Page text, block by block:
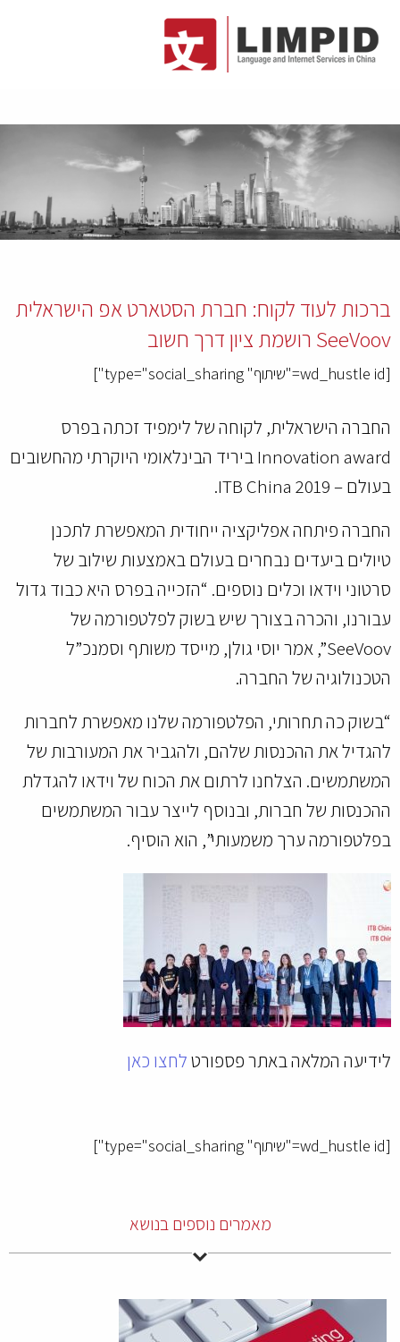
ברכות לעוד לקוח: חברת הסטארט אפ הישראלית
SeeVoov רושמת ציון דרך חשוב
[wd_hustle id="שיתוף" type="social_sharing"]
החברה הישראלית, לקוחה של לימפיד זכתה בפרס
Innovation award ביריד הבינלאומי היוקרתי מהחשובים
בעולם – ITB China 2019.
החברה פיתחה אפליקציה ייחודית המאפשרת לתכנן
טיולים ביעדים נבחרים בעולם באמצעות שילוב של
סרטוני וידאו וכלים נוספים. “הזכייה בפרס היא כבוד גדול
עבורנו, והכרה בצורך שיש בשוק לפלטפורמה של
SeeVoov”, אמר יוסי גולן, מייסד משותף וסמנכ”ל
הטכנולוגיה של החברה.
“בשוק כה תחרותי, הפלטפורמה שלנו מאפשרת לחברות
להגדיל את ההכנסות שלהם, ולהגביר את המעורבות של
המשתמשים. הצלחנו לרתום את הכוח של וידאו להגדלת
ההכנסות של חברות, ובנוסף לייצר עבור המשתמשים
בפלטפורמה ערך משמעותי”, הוא הוסיף.
לידיעה המלאה באתר פספורטלחצו כאן
[wd_hustle id="שיתוף" type="social_sharing"]
מאמרים נוספים בנושא